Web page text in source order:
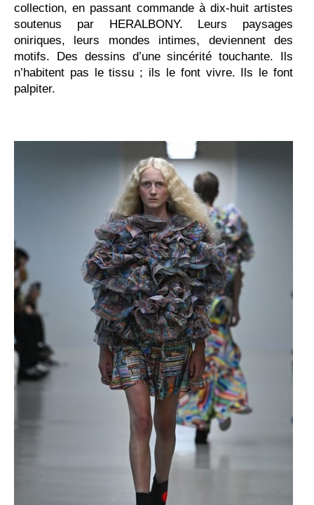
collection, en passant commande à dix-huit artistes
soutenus par HERALBONY. Leurs paysages
oniriques, leurs mondes intimes, deviennent des
motifs. Des dessins d’une sincérité touchante. Ils
n’habitent pas le tissu ; ils le font vivre. Ils le font
palpiter.